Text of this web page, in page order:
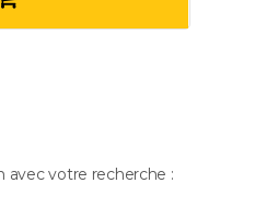
avec votre recherche :